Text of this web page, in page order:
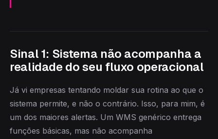
Sinal 1: Sistema não acompanha a
realidade do seu fluxo operacional
Já vi empresas tentando moldar sua rotina ao que o
sistema permite, e não o contrário. Isso, para mim, é
um dos maiores alertas. Um WMS genérico entrega
funções básicas, mas não acompanha